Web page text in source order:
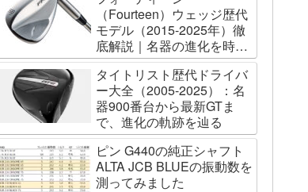
（Fourteen）ウェッジ歴代
モデル（2015-2025年）徹
底解説｜名器の進化を時系
列で辿る
タイトリスト歴代ドライバ
ー大全（2005-2025）：名
器900番台から最新GTま
で、進化の軌跡を辿る
ピン G440の純正シャフト
ALTA JCB BLUEの振動数を
測ってみました